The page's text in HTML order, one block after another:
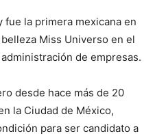
fue la primera mexicana en
Miss Universo en el
de empresas.
desde hace más de 20
la Ciudad de México,
para ser candidato a